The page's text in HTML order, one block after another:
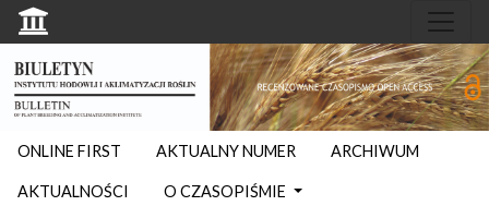
ONLINE FIRST AKTUALNY NUMER ARCHIWUM
AKTUALNOŚCI O CZASOPIŚMIE